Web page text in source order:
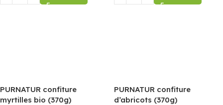
PURNATUR confiture
myrtilles bio (370g)
PURNATUR confiture
d’abricots (370g)